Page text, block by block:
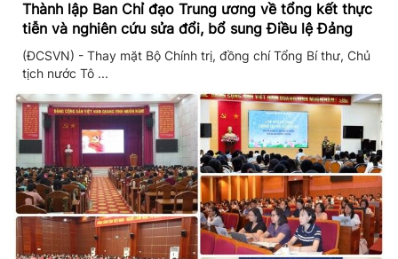
Thành lập Ban Chỉ đạo Trung ương về tổng kết thực
tiễn và nghiên cứu sửa đổi, bổ sung Điều lệ Đảng
(ĐCSVN) - Thay mặt Bộ Chính trị, đồng chí Tổng Bí thư, Chủ
tịch nước Tô ...